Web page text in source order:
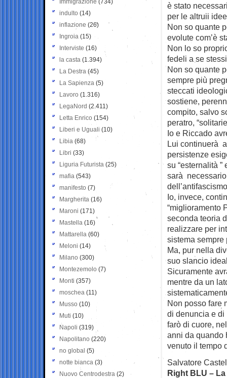
è stato
per le altruii
Non so quante
evolute com’è
Non lo so
fedeli a se
Non so quante
sempre più
steccati
sostiene,
compito, salvo
peratro,
Io e Riccado
Lui continuerà
persistenze
su “esternalità
sarà
Io, invece,
“miglioramento
seconda teoria
realizzare per
sistema sempre
Ma, pur nella
suo slancio
Sicuramente
mentre da un
Non posso fare
di denuncia e di
farò di cuore,
anni da quando
venuto il tempo
Salvatore
Right BLU –
Immigrazione (734)
indulto (14)
inflazione (26)
Ingroia (15)
Interviste (16)
la casta (1.394)
La Destra (45)
La Sapienza (5)
Lavoro (1.316)
LegaNord (2.411)
Letta Enrico (154)
Liberi e Uguali (10)
Libia (68)
Libri (33)
Liguria Futurista (25)
mafia (543)
manifesto (7)
Margherita (16)
Maroni (171)
Mastella (16)
Mattarella (60)
Meloni (14)
Milano (300)
Montezemolo (7)
Monti (357)
moschea (11)
Musso (10)
Muti (10)
Napoli (319)
Napolitano (220)
no global (5)
notte bianca (3)
Nuovo Centrodestra (2)